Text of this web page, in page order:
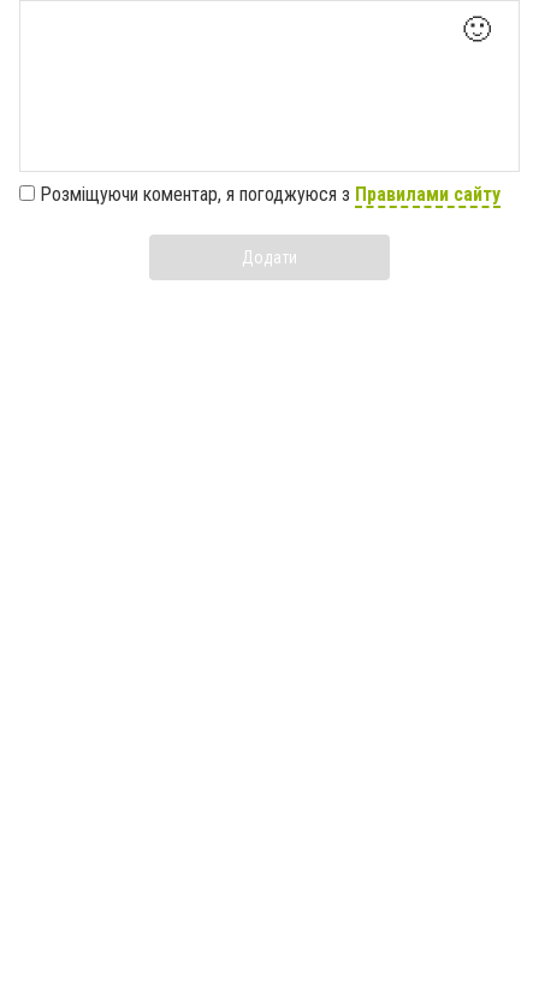
🙂
Розміщуючи коментар, я погоджуюся з Правилами сайту
Додати